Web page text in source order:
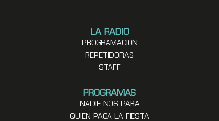
LA RADIO
PROGRAMACION
REPETIDORAS
STAFF
PROGRAMAS
NADIE NOS PARA
QUIEN PAGA LA FIESTA